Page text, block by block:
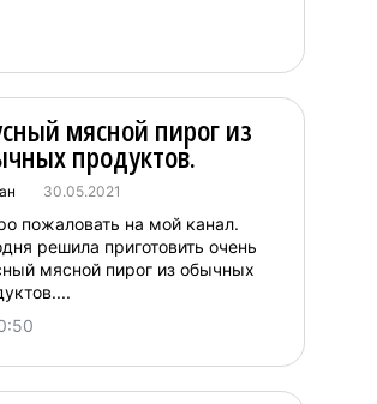
мясной пирог из
продуктов.
30.05.2021
пожаловать на мой канал.
решила приготовить очень
мясной пирог из обычных